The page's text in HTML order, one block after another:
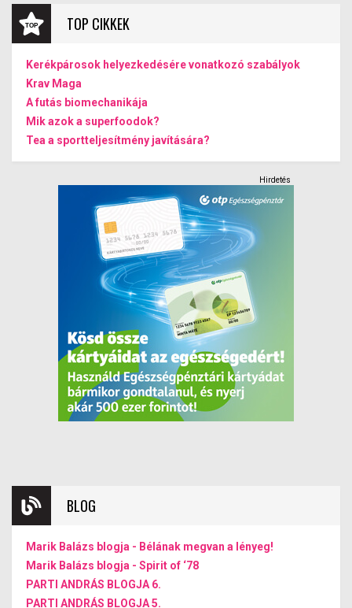
TOP CIKKEK
Kerékpárosok helyezkedésére vonatkozó szabályok
Krav Maga
A futás biomechanikája
Mik azok a superfoodok?
Tea a sportteljesítmény javítására?
Hirdetés
BLOG
Marik Balázs blogja - Bélának megvan a lényeg!
Marik Balázs blogja - Spirit of ‘78
PARTI ANDRÁS BLOGJA 6.
PARTI ANDRÁS BLOGJA 5.